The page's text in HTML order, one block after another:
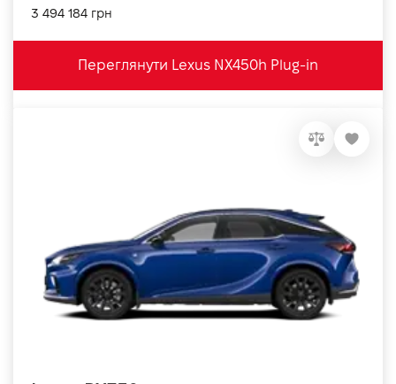
3 494 184 грн
Переглянути Lexus NX450h Plug-in